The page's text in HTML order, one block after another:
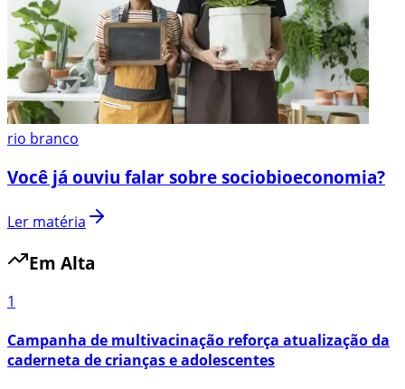
rio branco
Você já ouviu falar sobre sociobioeconomia?
Ler matéria
Em Alta
1
Campanha de multivacinação reforça atualização da
caderneta de crianças e adolescentes